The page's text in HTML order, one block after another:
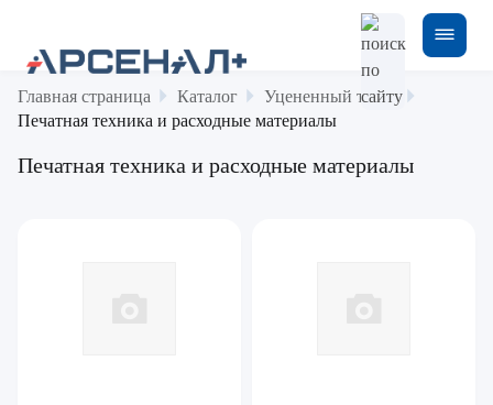
Главная страница Каталог
Уцененный товар
Печатная техника и расходные материалы
Печатная техника и расходные материалы